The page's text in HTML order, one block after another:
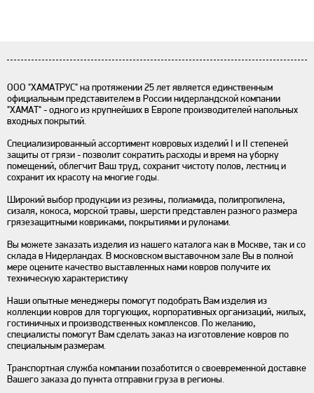
ООО "ХАМАТРУС" на протяжении 25 лет является единственным
официальным представителем в России нидерландской компании
"ХАМАТ" - одного из крупнейших в Европе производителей напольных
входных покрытий.
Специализированный ассортимент ковровых изделий I и II степеней
защиты от грязи - позволит сократить расходы и время на уборку
помещений, облегчит Ваш труд, сохранит чистоту полов, лестниц и
сохранит их красоту на многие годы.
Широкий выбор продукции из резины, полиамида, полипропилена,
сизаля, кокоса, морской травы, шерсти представлен разного размера
грязезащитными ковриками, покрытиями и рулонами.
Вы можете заказать изделия из нашего каталога как в Москве, так и со
склада в Нидерландах. В московском выставочном зале Вы в полной
мере оцените качество выставленных нами ковров получите их
техническую характеристику
Наши опытные менеджеры помогут подобрать Вам изделия из
коллекции ковров для торгующих, корпоративных организаций, жилых,
гостиничных и производственных комплексов. По желанию,
специалисты помогут Вам сделать заказ на изготовление ковров по
специальным размерам.
Транспортная служба компании позаботится о своевременной доставке
Вашего заказа до пункта отправки груза в регионы.